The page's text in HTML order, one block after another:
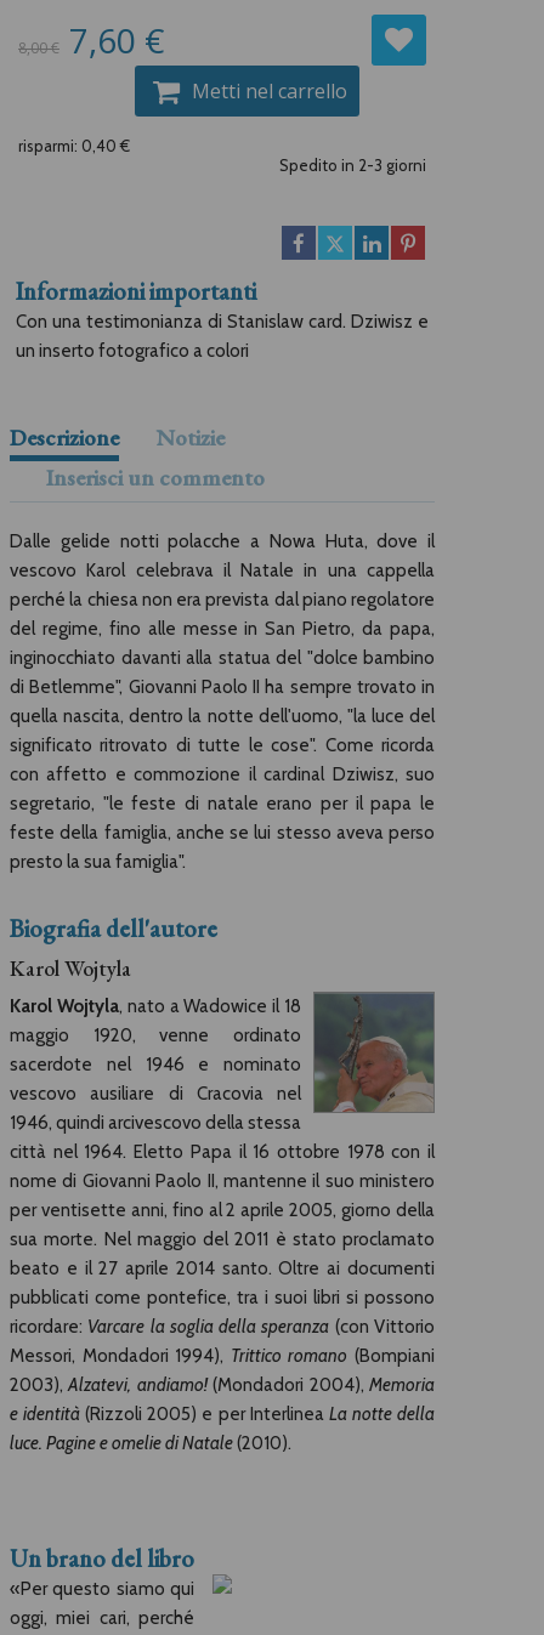
8,00 € 7,60 €
Metti nel carrello
risparmi: 0,40 €
Spedito in 2-3 giorni
Informazioni importanti
Con una testimonianza di Stanislaw card. Dziwisz e
un inserto fotografico a colori
Descrizione
Notizie
Inserisci un commento
Dalle gelide notti polacche a Nowa Huta, dove il
vescovo Karol celebrava il Natale in una cappella
perché la chiesa non era prevista dal piano regolatore
del regime, fino alle messe in San Pietro, da papa,
inginocchiato davanti alla statua del "dolce bambino
di Betlemme", Giovanni Paolo II ha sempre trovato in
quella nascita, dentro la notte dell'uomo, "la luce del
significato ritrovato di tutte le cose". Come ricorda
con affetto e commozione il cardinal Dziwisz, suo
segretario, "le feste di natale erano per il papa le
feste della famiglia, anche se lui stesso aveva perso
presto la sua famiglia".
Biografia dell'autore
Karol Wojtyla
Karol Wojtyla, nato a Wadowice il 18
maggio 1920, venne ordinato
sacerdote nel 1946 e nominato
vescovo ausiliare di Cracovia nel
1946, quindi arcivescovo della stessa
città nel 1964. Eletto Papa il 16 ottobre 1978 con il
nome di Giovanni Paolo II, mantenne il suo ministero
per ventisette anni, fino al 2 aprile 2005, giorno della
sua morte. Nel maggio del 2011 è stato proclamato
beato e il 27 aprile 2014 santo. Oltre ai documenti
pubblicati come pontefice, tra i suoi libri si possono
ricordare: Varcare la soglia della speranza (con Vittorio
Messori, Mondadori 1994), Trittico romano (Bompiani
2003),Alzatevi, andiamo!(Mondadori 2004),Memoria
e identità (Rizzoli 2005) e per Interlinea La notte della
luce. Pagine e omelie di Natale(2010).
Un brano del libro
«Per questo siamo qui
oggi, miei cari, perché